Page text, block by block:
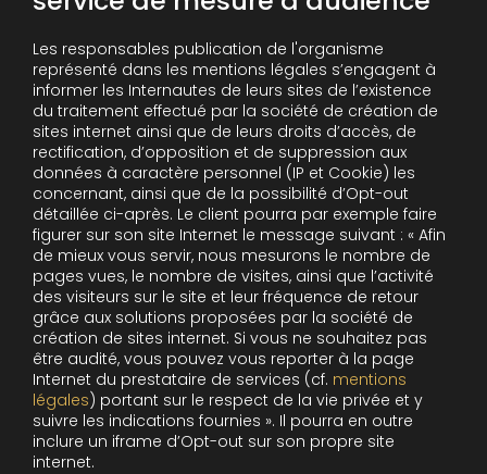
Les responsables publication de l'organisme
représenté dans les mentions légales s’engagent à
informer les Internautes de leurs sites de l’existence
du traitement effectué par la société de création de
sites internet ainsi que de leurs droits d’accès, de
rectification, d’opposition et de suppression aux
données à caractère personnel (IP et Cookie) les
concernant, ainsi que de la possibilité d’Opt-out
détaillée ci-après. Le client pourra par exemple faire
figurer sur son site Internet le message suivant : « Afin
de mieux vous servir, nous mesurons le nombre de
pages vues, le nombre de visites, ainsi que l’activité
des visiteurs sur le site et leur fréquence de retour
grâce aux solutions proposées par la société de
création de sites internet. Si vous ne souhaitez pas
être audité, vous pouvez vous reporter à la page
Internet du prestataire de services (cf. mentions
légales) portant sur le respect de la vie privée et y
suivre les indications fournies ». Il pourra en outre
inclure un iframe d’Opt-out sur son propre site
internet.